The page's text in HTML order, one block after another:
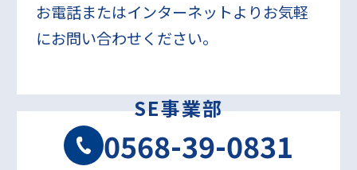
お電話またはインターネットよりお気軽
にお問い合わせください。
SE事業部
0568-39-0831